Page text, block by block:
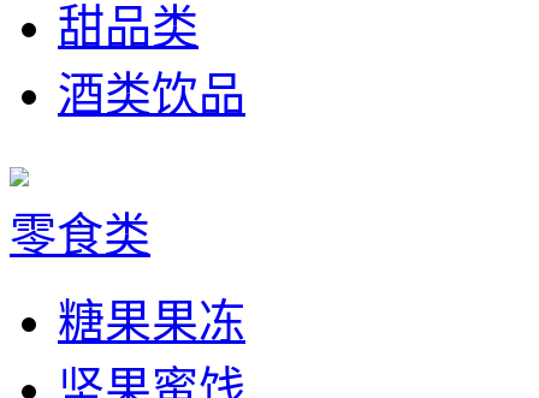
甜品类
酒类饮品
零食类
糖果果冻